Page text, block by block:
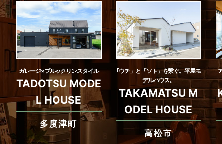
ガレージ×ブルックリンスタイル
TADOTSU MODE
L HOUSE
多度津町
｢ウチ」と「ソト」を繋ぐ。平屋モ
デルハウス。
TAKAMATSU M
ODEL HOUSE
高松市